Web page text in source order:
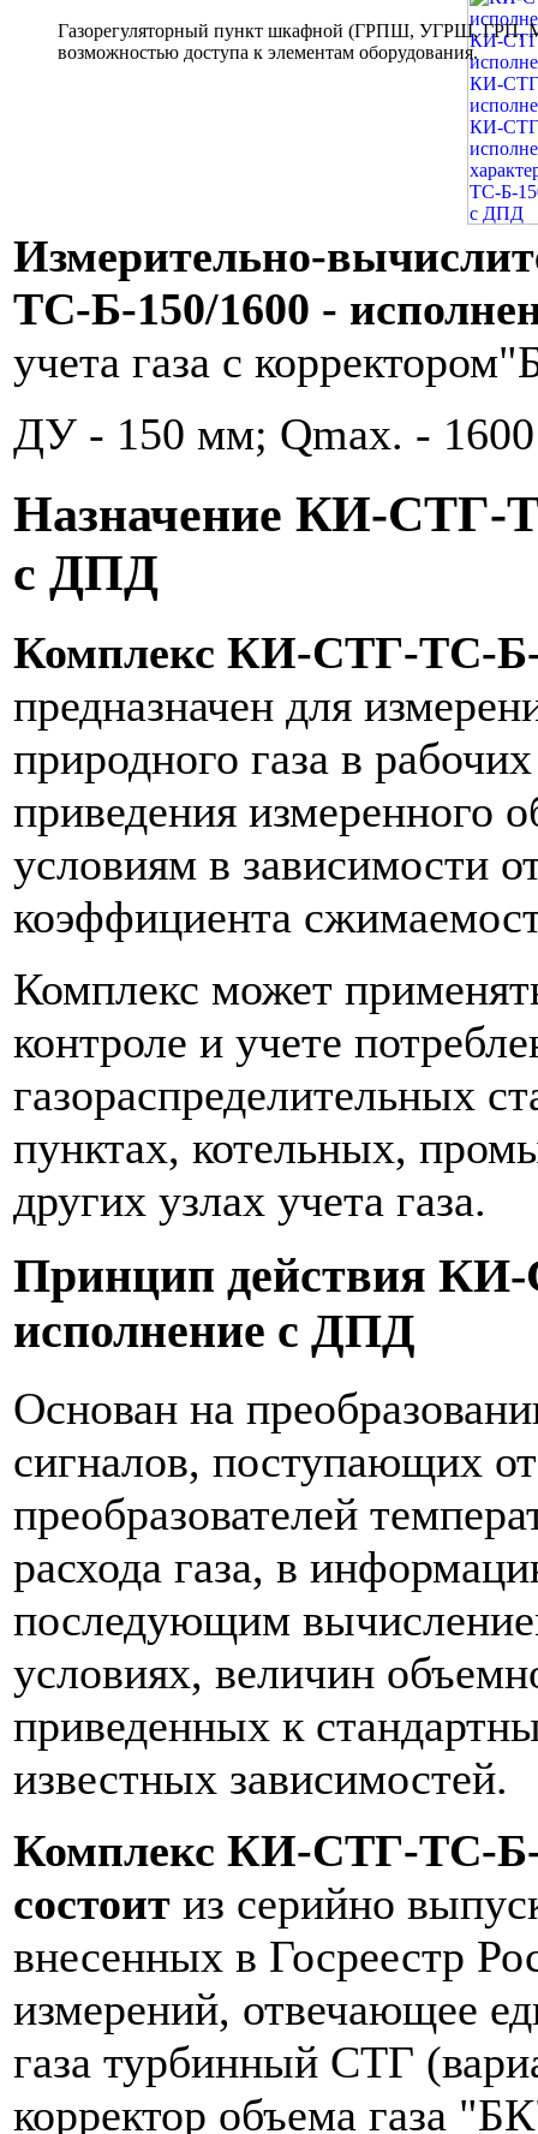
Газорегуляторный пункт шкафной (ГРПШ, УГРШ, ГРП,
возможностью доступа к элементам оборудования.
Измерительно-
ТС-Б-150/1600 -
учета газа с
ДУ - 150 мм; Qmax. -
Назначение КИ-СТГ-
с ДПД
Комплекс КИ-СТГ-ТС-Б-
предназначен для
природного газа в
приведения измеренного
условиям в зависимости
коэффициента
Комплекс может
контроле и учете
газораспределительных
пунктах, котельных,
других узлах учета газа.
Принцип действия
исполнение с ДПД
Основан на
сигналов, поступающих
преобразователей
расхода газа, в
последующим
условиях, величин
приведенных к
известных зависимостей.
Комплекс КИ-СТГ-ТС-Б-
состоит из серийно
внесенных в Госреестр
измерений, отвечающее
газа турбинный СТГ
корректор объема газа